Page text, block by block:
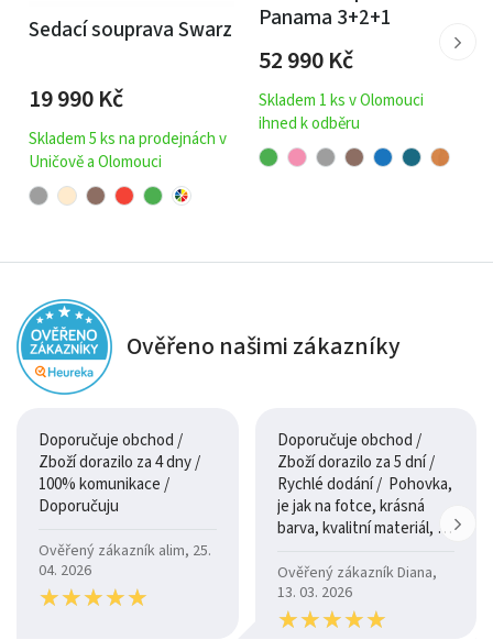
Velké množství látek, barev a materiálů.
Možnost zakoupit křesla zvlášť.
Funkce rozkladu a úložný prostor.
Sedací souprava Swarz
19 990Kč
Skladem 5 ks na prodejnách v
Uničově a Olomouci
Panama 3+2+1
52 990Kč
Skladem 1 ks v Olomouci
ihned k odběru
Ověřeno našimi zákazníky
Doporučuje obchod /
Zboží dorazilo za 4 dny /
100% komunikace /
Doporučuju
Ověřený zákazník alim, 25.
04. 2026
★★★★★
★★★★★
Doporučuje obchod /
Zboží dorazilo za 5 dní /
Rychlé dodání / Pohovka,
je jak na fotce, krásná
barva, kvalitní materiál, a
Ověřený zákazník Diana,
13. 03. 2026
★★★★★
★★★★★